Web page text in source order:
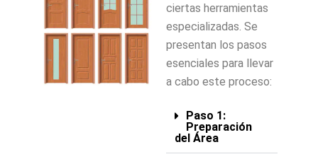
ciertas herramientas
especializadas. Se
presentan los pasos
esenciales para llevar
a cabo este proceso:
Paso 1:
Preparación
del Área